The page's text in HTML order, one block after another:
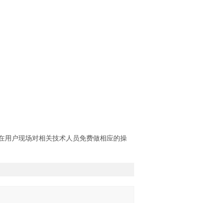
用户现场对相关技术人员免费做相应的操